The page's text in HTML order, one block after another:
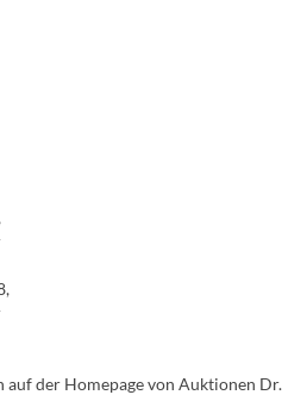
auf der Homepage von Auktionen Dr.